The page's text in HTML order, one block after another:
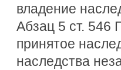
владение
Абзац 5 ст. 546
принятое
наследства